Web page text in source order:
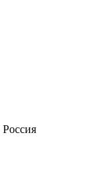
Россия